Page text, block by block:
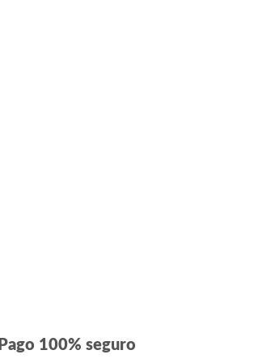
Pago 100% seguro